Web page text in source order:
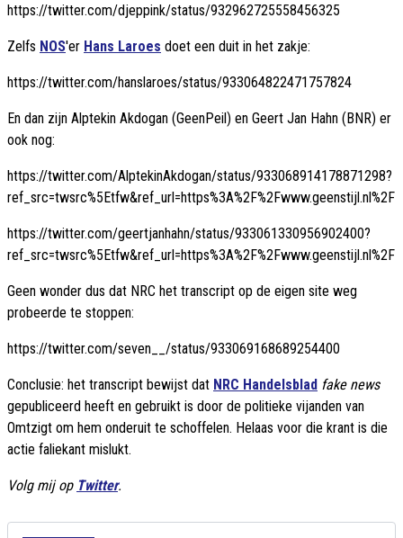
https://twitter.com/djeppink/status/932962725558456325
Zelfs NOS'er Hans Laroes doet een duit in het zakje:
https://twitter.com/hanslaroes/status/933064822471757824
En dan zijn Alptekin Akdogan (GeenPeil) en Geert Jan Hahn (BNR) er
ook nog:
https://twitter.com/AlptekinAkdogan/status/933068914178871298?
ref_src=twsrc%5Etfw&ref_url=https%3A%2F%2Fwww.geenstijl.nl%2F
https://twitter.com/geertjanhahn/status/933061330956902400?
ref_src=twsrc%5Etfw&ref_url=https%3A%2F%2Fwww.geenstijl.nl%2F
Geen wonder dus dat NRC het transcript op de eigen site weg
probeerde te stoppen:
https://twitter.com/seven__/status/933069168689254400
Conclusie: het transcript bewijst dat NRC Handelsblad fake news
gepubliceerd heeft en gebruikt is door de politieke vijanden van
Omtzigt om hem onderuit te schoffelen. Helaas voor die krant is die
actie faliekant mislukt.
Volg mij op Twitter.